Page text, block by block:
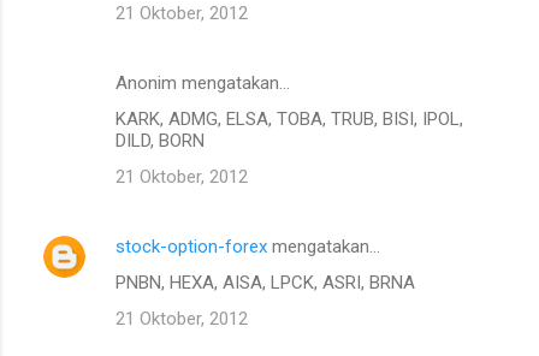
21 Oktober, 2012
Anonim mengatakan…
KARK, ADMG, ELSA, TOBA, TRUB, BISI, IPOL,
DILD, BORN
21 Oktober, 2012
stock-option-forex mengatakan…
PNBN, HEXA, AISA, LPCK, ASRI, BRNA
21 Oktober, 2012